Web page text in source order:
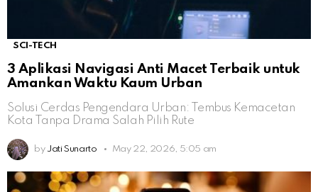
SCI-TECH
3 Aplikasi Navigasi Anti Macet Terbaik untuk
Amankan Waktu Kaum Urban
Solusi Cerdas Pengendara Urban: Tembus Kemacetan
Kota Tanpa Drama Salah Pilih Rute
by Jati Sunarto May 22, 2026, 5:05 am